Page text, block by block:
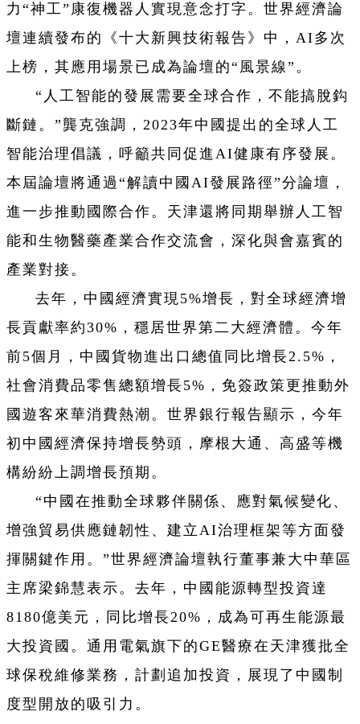
力“神工”康復機器人實現意念打字。世界經濟論
壇連續發布的《十大新興技術報告》中，AI多次
上榜，其應用場景已成為論壇的“風景線”。
“人工智能的發展需要全球合作，不能搞脫鈎
斷鏈。”龔克強調，2023年中國提出的全球人工
智能治理倡議，呼籲共同促進AI健康有序發展。
本屆論壇將通過“解讀中國AI發展路徑”分論壇，
進一步推動國際合作。天津還將同期舉辦人工智
能和生物醫藥產業合作交流會，深化與會嘉賓的
產業對接。
去年，中國經濟實現5%增長，對全球經濟增
長貢獻率約30%，穩居世界第二大經濟體。今年
前5個月，中國貨物進出口總值同比增長2.5%，
社會消費品零售總額增長5%，免簽政策更推動外
國遊客來華消費熱潮。世界銀行報告顯示，今年
初中國經濟保持增長勢頭，摩根大通、高盛等機
構紛紛上調增長預期。
“中國在推動全球夥伴關係、應對氣候變化、
增強貿易供應鏈韌性、建立AI治理框架等方面發
揮關鍵作用。”世界經濟論壇執行董事兼大中華區
主席梁錦慧表示。去年，中國能源轉型投資達
8180億美元，同比增長20%，成為可再生能源最
大投資國。通用電氣旗下的GE醫療在天津獲批全
球保稅維修業務，計劃追加投資，展現了中國制
度型開放的吸引力。